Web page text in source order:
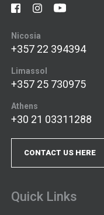
Nicosia
+357 22 394394
Limassol
+357 25 730975
Athens
+30 21 03311288
CONTACT US HERE
Quick Links